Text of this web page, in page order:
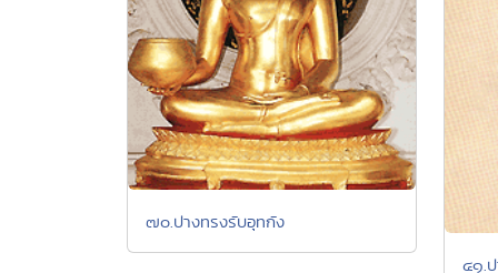
๗๐.ปางทรงรับอุทกัง
๔๑.